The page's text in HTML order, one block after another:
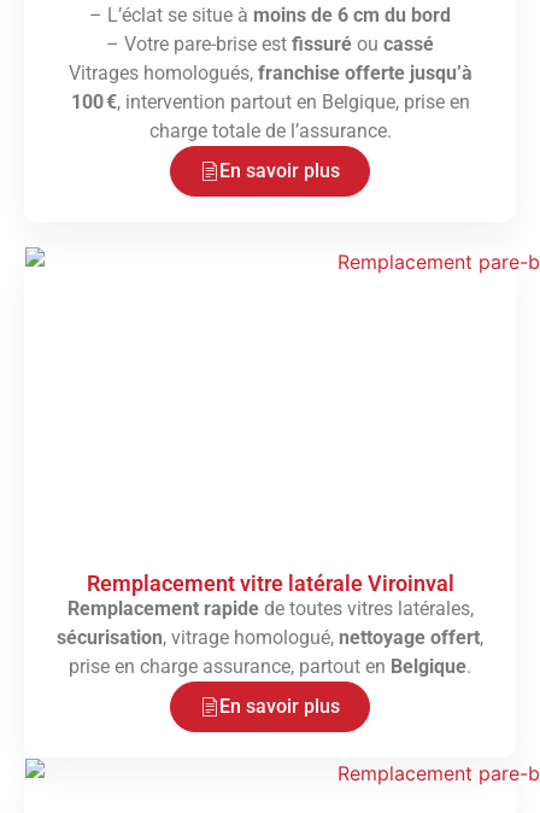
– L’éclat se situe à moins de 6 cm du bord
– Votre pare-brise est fissuré ou cassé
Vitrages homologués, franchise offerte jusqu’à
100 €, intervention partout en Belgique, prise en
charge totale de l’assurance.
En savoir plus
Remplacement vitre latérale Viroinval
Remplacement rapidede toutes vitres latérales,
sécurisation, vitrage homologué, nettoyage offert,
prise en charge assurance, partout en Belgique.
En savoir plus